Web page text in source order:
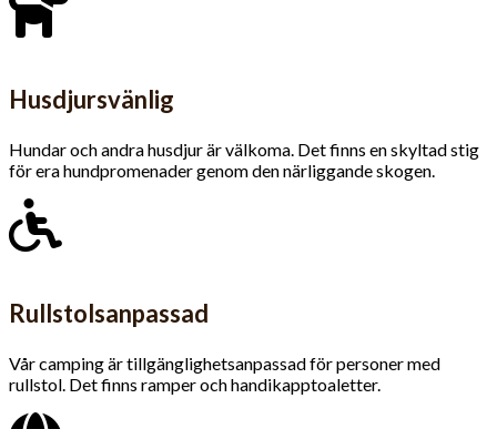
Husdjursvänlig
Hundar och andra husdjur är välkoma. Det finns en skyltad stig
för era hundpromenader genom den närliggande skogen.
Rullstolsanpassad
Vår camping är tillgäng­lighets­anpassad för personer med
rullstol. Det finns ramper och handikapptoaletter.